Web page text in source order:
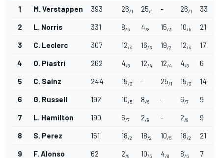
1 M. Verstappen 393 26/1 25/1 - 26/1 33
2 L. Norris 331 8/6 4/8 15/3 10/5 21
3 C. Leclerc 307 12/4 16/3 19/2 12/4 17
4 O. Piastri 262 4/8 12/4 12/4 4/8 6
5 C. Sainz 244 15/3 - 25/1 15/3 14
6 G. Russell 192 10/5 8/6 - 6/7 9
7 L. Hamilton 190 6/7 2/9 - 2/9 9
8 S. Perez 151 18/2 18/2 10/5 18/2 21
9 F. Alonso 62 2/9 10/5 4/8 8/6 7